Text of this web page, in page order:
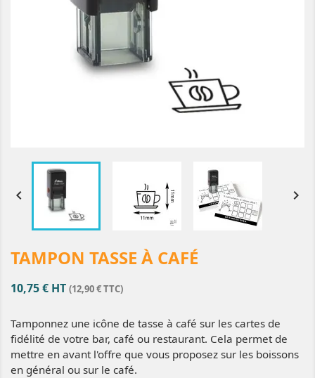
 
TAMPON TASSE À CAFÉ
10,75 € HT (12,90 € TTC)
Tamponnez une icône de tasse à café sur les cartes de
fidélité de votre bar, café ou restaurant. Cela permet de
mettre en avant l'offre que vous proposez sur les boissons
en général ou sur le café.